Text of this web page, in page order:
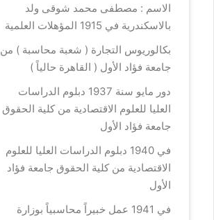
الاسم : مصطفى محمد شوقى ولد
بالاسكندرية في 1915 المؤهلات العلمية
بكالوريوس التجارة ( شعبة محاسبة ) من
جامعة فؤاد الأول ( القاهرة حالياً )
دور مايو سنة 1937 دبلوم الدراسات
العليا للعلوم الاقتصادية من كلية الحقوق
جامعة فؤاد الأول
في 1940 دبلوم الدراسات العليا للعلوم
الاقتصادية من كلية الحقوق جامعة فؤاد
الأول
في 1941 عمل خبيراً محاسبياً بوزارة